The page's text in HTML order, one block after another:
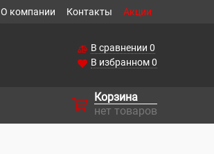
О компании Контакты Акции
В сравнении 0
В избранном0
Корзина
нет товаров